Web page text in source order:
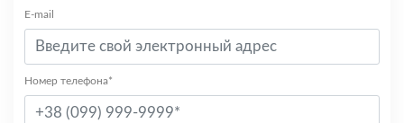
E-mail
Номер телефона*